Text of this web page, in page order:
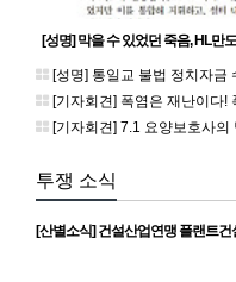
[성명] 막을 수 있었던 죽음, HL만
[성명] 통일교 불법 정치자금 수수
[기자회견] 폭염은 재난이다! 폭염으로부터 안전한 일
[기자회견] 7.1 요양보호사의
투쟁 소식
[산별소식] 건설산업연맹 플랜트